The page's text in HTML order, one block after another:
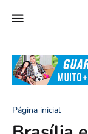
Página inicial